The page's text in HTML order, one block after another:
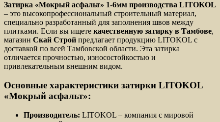
Затирка «Мокрый асфальт» 1-6мм производства LITOKOL
– это высокопрофессиональный строительный материал,
специально разработанный для заполнения швов между
плитками. Если вы ищете качественную затирку в Тамбове,
магазин Скай Строй предлагает продукцию LITOKOL с
доставкой по всей Тамбовской области. Эта затирка
отличается прочностью, износостойкостью и
привлекательным внешним видом.
Основные характеристики затирки LITOKOL
«Мокрый асфальт»:
Производитель: LITOKOL – компания с мировой